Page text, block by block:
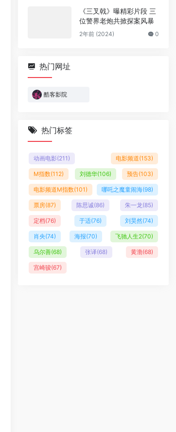
《三叉戟》曝精彩片段 三
位警界老炮共掀探案风暴
2年前 (2024) 0
热门网址
酷客影院
热门标签
动画电影(211) 电影频道(153)
M指数(112) 刘德华(106) 预告(103)
电影频道M指数(101) 哪吒之魔童闹海(98)
票房(87) 陈思诚(86) 朱一龙(85)
定档(76) 于适(76) 刘昊然(74)
肖央(74) 海报(70) 飞驰人生2(70)
乌尔善(68) 张译(68) 黄渤(68)
宫崎骏(67)